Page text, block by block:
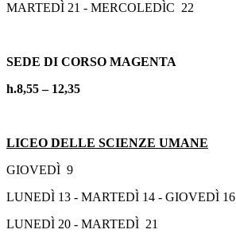
MARTEDÌ 21 - MERCOLEDÌC 22
SEDE DI CORSO MAGENTA
h.8,55 – 12,35
LICEO DELLE SCIENZE UMANE
GIOVEDÌ 9
LUNEDÌ 13 - MARTEDÌ 14 - GIOVEDÌ 16
LUNEDÌ 20 - MARTEDÌ 21